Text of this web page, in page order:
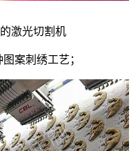
激光切割机
案刺绣工艺；